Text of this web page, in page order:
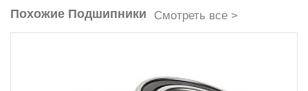
Похожие Подшипники Смотреть все >